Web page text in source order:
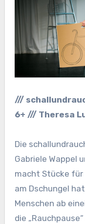
///
6+ /// Theresa
Die
Gabriele Wappel
macht Stücke für
am Dschungel
Menschen ab
die